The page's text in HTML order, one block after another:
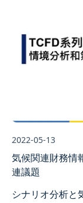
2022-05-13
気候関連財務情
連議題
シナリオ分析